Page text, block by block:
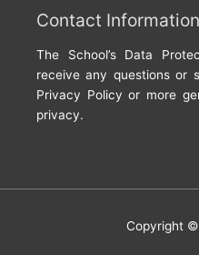
Contact Information
The School’s Data
receive any questions or
Privacy Policy or more
privacy.
Copyright